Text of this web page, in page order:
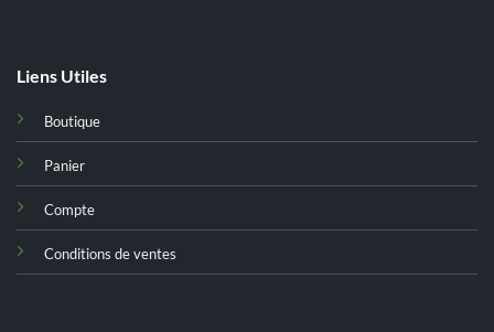
Liens Utiles
Boutique
Panier
Compte
Conditions de ventes